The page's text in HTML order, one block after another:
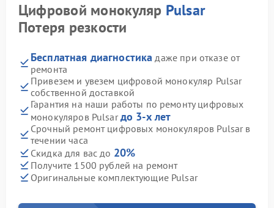
Цифровой монокуляр Pulsar
Потеря резкости
Бесплатная диагностика даже при отказе от
ремонта
Привезем и увезем цифровой монокуляр Pulsar
собственной доставкой
Гарантия на наши работы по ремонту цифровых
монокуляров Pulsarдо 3-х лет
Срочный ремонт цифровых монокуляров Pulsar в
течении часа
Скидка для вас до 20%
Получите 1500 рублей на ремонт
Оригинальные комплектующие Pulsar